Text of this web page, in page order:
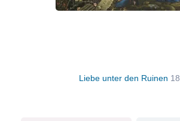
Liebe unter den Ruinen